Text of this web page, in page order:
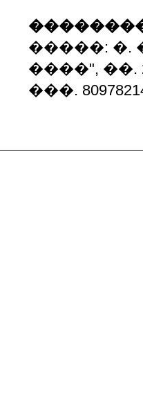
�����: �.
����", ��.
���.